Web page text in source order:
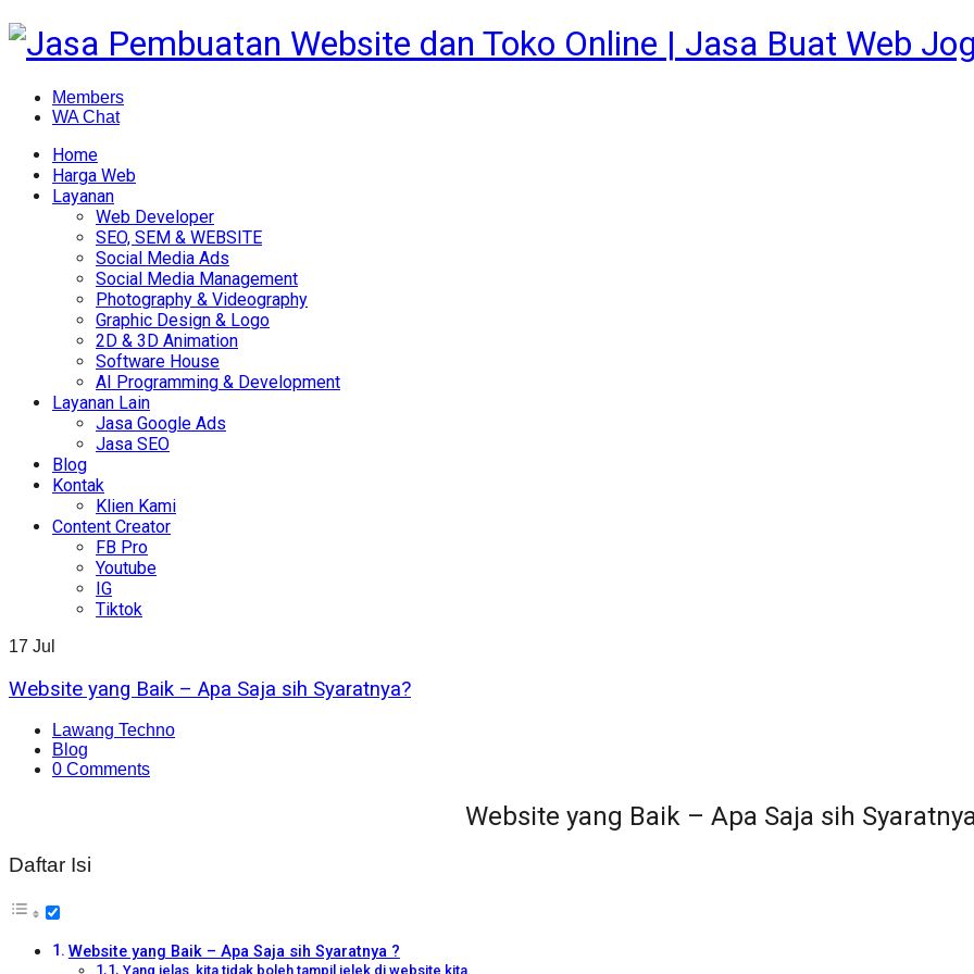
Members
WA Chat
Home
Harga Web
Layanan
Web Developer
SEO, SEM & WEBSITE
Social Media Ads
Social Media Management
Photography & Videography
Graphic Design & Logo
2D & 3D Animation
Software House
AI Programming & Development
Layanan Lain
Jasa Google Ads
Jasa SEO
Blog
Kontak
Klien Kami
Content Creator
FB Pro
Youtube
IG
Tiktok
17 Jul
Website yang Baik – Apa Saja sih Syaratnya?
Lawang Techno
Blog
0 Comments
Website yang Baik – Apa Saja sih
Daftar Isi
Website yang Baik – Apa Saja sih Syaratnya ?
Yang jelas, kita tidak boleh tampil jelek di website kita.